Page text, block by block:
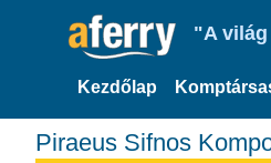
"A
Kezdőlap
Piraeus Sifnos